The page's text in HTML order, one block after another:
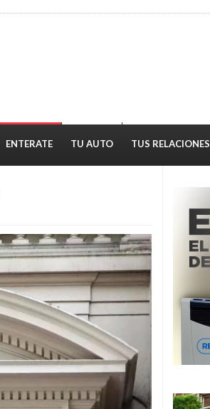
ENTERATE TU AUTO TUS RELACIONES